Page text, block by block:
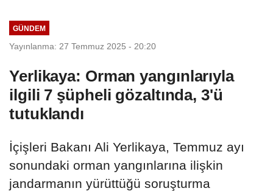
GÜNDEM
Yayınlanma: 27 Temmuz 2025 - 20:20
Yerlikaya: Orman yangınlarıyla
ilgili 7 şüpheli gözaltında, 3'ü
tutuklandı
İçişleri Bakanı Ali Yerlikaya, Temmuz ayı
sonundaki orman yangınlarına ilişkin
jandarmanın yürüttüğü soruşturma